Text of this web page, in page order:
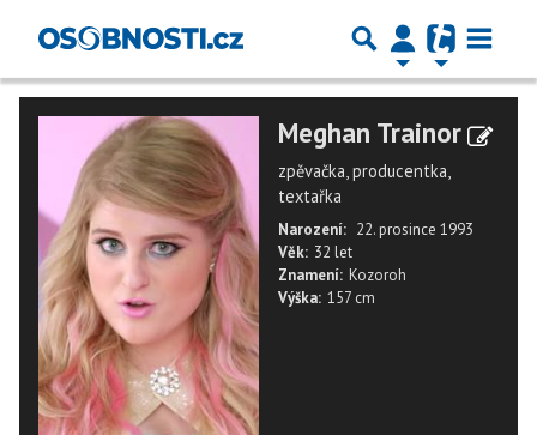
Meghan Trainor
zpěvačka, producentka,
textařka
Narození: 22. prosince 1993
Věk: 32 let
Znamení: Kozoroh
Výška: 157 cm